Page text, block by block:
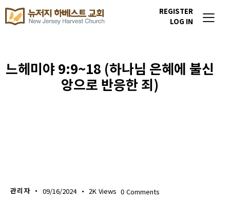
REGISTER
LOG IN
느헤미야 9:9~18 (하나님 은혜에 불신
앙으로 반응한 죄)
관리자 09/16/2024 2K Views 0 Comments